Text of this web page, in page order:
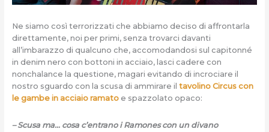
Ne siamo così terrorizzati che abbiamo deciso di affrontarla
direttamente, noi per primi, senza trovarci davanti
all’imbarazzo di qualcuno che, accomodandosi sul capitonné
in denim nero con bottoni in acciaio, lasci cadere con
nonchalance la questione, magari evitando di incrociare il
nostro sguardo con la scusa di ammirare il tavolino Circus con
le gambe in acciaio ramatoe spazzolato opaco:
– Scusa ma… cosa c’entrano i Ramones con un divano